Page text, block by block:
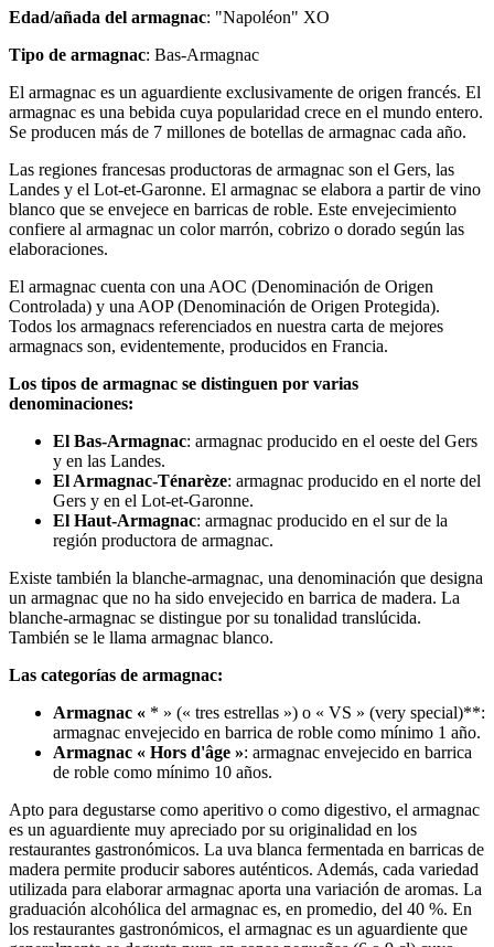
Edad/añada del armagnac: "Napoléon" XO
Tipo de armagnac: Bas-Armagnac
El armagnac es un aguardiente exclusivamente de origen francés. El
armagnac es una bebida cuya popularidad crece en el mundo entero.
Se producen más de 7 millones de botellas de armagnac cada año.
Las regiones francesas productoras de armagnac son el Gers, las
Landes y el Lot-et-Garonne. El armagnac se elabora a partir de vino
blanco que se envejece en barricas de roble. Este envejecimiento
confiere al armagnac un color marrón, cobrizo o dorado según las
elaboraciones.
El armagnac cuenta con una AOC (Denominación de Origen
Controlada) y una AOP (Denominación de Origen Protegida).
Todos los armagnacs referenciados en nuestra carta de mejores
armagnacs son, evidentemente, producidos en Francia.
Los tipos de armagnac se distinguen por varias
denominaciones:
El Bas-Armagnac: armagnac producido en el oeste del Gers
y en las Landes.
El Armagnac-Ténarèze: armagnac producido en el norte del
Gers y en el Lot-et-Garonne.
El Haut-Armagnac: armagnac producido en el sur de la
región productora de armagnac.
Existe también la blanche-armagnac, una denominación que designa
un armagnac que no ha sido envejecido en barrica de madera. La
blanche-armagnac se distingue por su tonalidad translúcida.
También se le llama armagnac blanco.
Las categorías de armagnac:
Armagnac « * » (« tres estrellas ») o « VS » (very special)**:
armagnac envejecido en barrica de roble como mínimo 1 año.
Armagnac « Hors d'âge »: armagnac envejecido en barrica
de roble como mínimo 10 años.
Apto para degustarse como aperitivo o como digestivo, el armagnac
es un aguardiente muy apreciado por su originalidad en los
restaurantes gastronómicos. La uva blanca fermentada en barricas de
madera permite producir sabores auténticos. Además, cada variedad
utilizada para elaborar armagnac aporta una variación de aromas. La
graduación alcohólica del armagnac es, en promedio, del 40 %. En
los restaurantes gastronómicos, el armagnac es un aguardiente que